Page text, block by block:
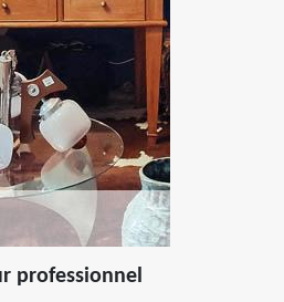
professionnel